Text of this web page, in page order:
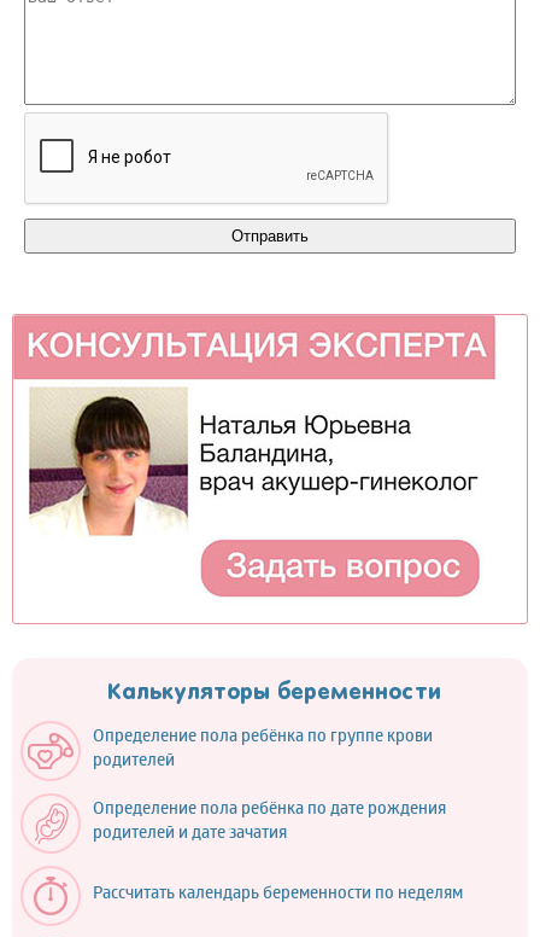
Калькуляторы беременности
Определение пола ребёнка по группе крови
родителей
Определение пола ребёнка по дате рождения
родителей и дате зачатия
Рассчитать календарь беременности по неделям